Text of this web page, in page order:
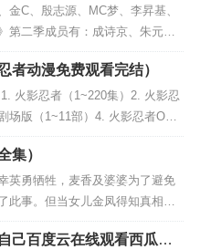
金C、殷志源、MC梦、李昇基、
第二季成员有：成诗京、朱元、
钟民《两天一夜》第三季成员
者动漫免费观看完结）
火影忍者（1~220集）2. 火影忍
场版（1~11部）4. 火影忍者OVA
集）
英勇牺牲，麦香及婆婆为了避免
此事。但当女儿金凤得知真相
儿对母亲的怨恨如火山爆发一
己百度云在线观看西瓜影